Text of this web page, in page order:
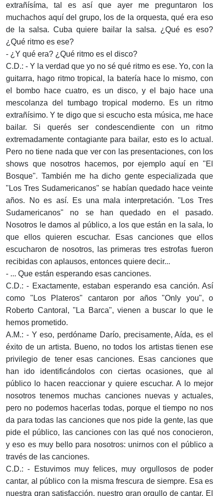
extrañísíma, tal es así que ayer me preguntaron los
muchachos aquí del grupo, los de la orquesta, qué era eso
de la salsa. Cuba quiere bailar la salsa. ¿Qué es eso?
¿Qué ritmo es ese?
- ¿Y qué era? ¿Qué ritmo es el disco?
C.D.: - Y la verdad que yo no sé qué ritmo es ese. Yo, con la
guitarra, hago ritmo tropical, la batería hace lo mismo, con
el bombo hace cuatro, es un disco, y el bajo hace una
mescolanza del tumbago tropical moderno. Es un ritmo
extrañísimo. Y te digo que si escucho esta música, me hace
bailar. Si querés ser condescendiente con un ritmo
extremadamente contagiante para bailar, esto es lo actual.
Pero no tiene nada que ver con las presentaciones, con los
shows que nosotros hacemos, por ejemplo aquí en "El
Bosque". También me ha dicho gente especializada que
"Los Tres Sudamericanos" se habían quedado hace veinte
años. No es así. Es una mala interpretación. "Los Tres
Sudamericanos" no se han quedado en el pasado.
Nosotros le damos al público, a los que están en la sala, lo
que ellos quieren escuchar. Esas canciones que ellos
escucharon de nosotros, las primeras tres estrofas fueron
recibidas con aplausos, entonces quiere decir...
- ... Que están esperando esas canciones.
C.D.: - Exactamente, estaban esperando esa canción. Así
como "Los Plateros" cantaron por años "Only you", o
Roberto Cantoral, "La Barca", vienen a buscar lo que le
hemos prometido.
A.M.: - Y eso, perdóname Darío, precisamente, Aída, es el
éxito de un artista. Bueno, no todos los artistas tienen ese
privilegio de tener esas canciones. Esas canciones que
han ido identificándolos con ciertas ocasiones, que al
público lo hacen reaccionar y quiere escuchar. A lo mejor
nosotros tenemos muchas canciones nuevas y actuales,
pero no podemos hacerlas todas, porque el tiempo no nos
da para todas las canciones que nos pide la gente, las que
pide el público, las canciones con las qué nos conocieron,
y eso es muy bello para nosotros: unirnos con el público a
través de las canciones.
C.D.: - Estuvimos muy felices, muy orgullosos de poder
cantar, al público con la misma frescura de siempre. Esa es
nuestra gran satisfacción, nuestro gran orgullo de cantar. El